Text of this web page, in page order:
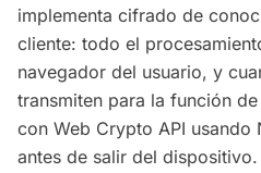
implementa cifrado de
cliente: todo el
navegador del usuario, y
transmiten para la función
con Web Crypto API usando
antes de salir del